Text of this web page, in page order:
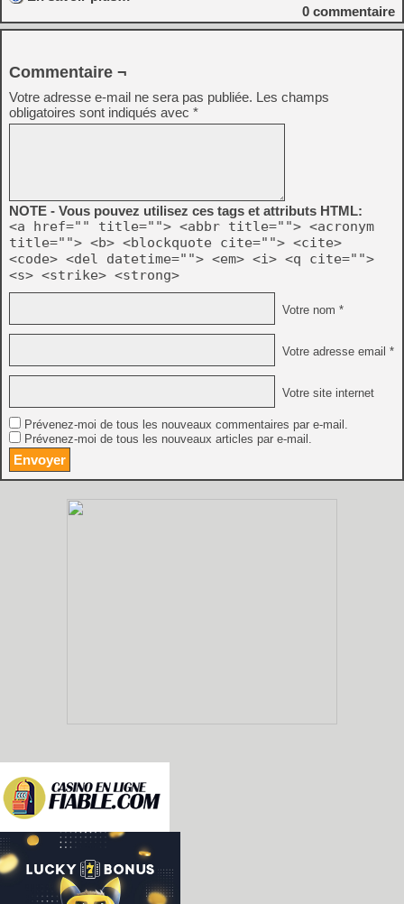
0 commentaire
Commentaire ¬
Votre adresse e-mail ne sera pas publiée. Les champs
obligatoires sont indiqués avec *
NOTE - Vous pouvez utilisez ces tags et attributs HTML:
<a href="" title=""> <abbr title=""> <acronym
title=""> <b> <blockquote cite=""> <cite>
<code> <del datetime=""> <em> <i> <q cite="">
<s> <strike> <strong>
Votre nom *
Votre adresse email *
Votre site internet
Prévenez-moi de tous les nouveaux commentaires par e-mail.
Prévenez-moi de tous les nouveaux articles par e-mail.